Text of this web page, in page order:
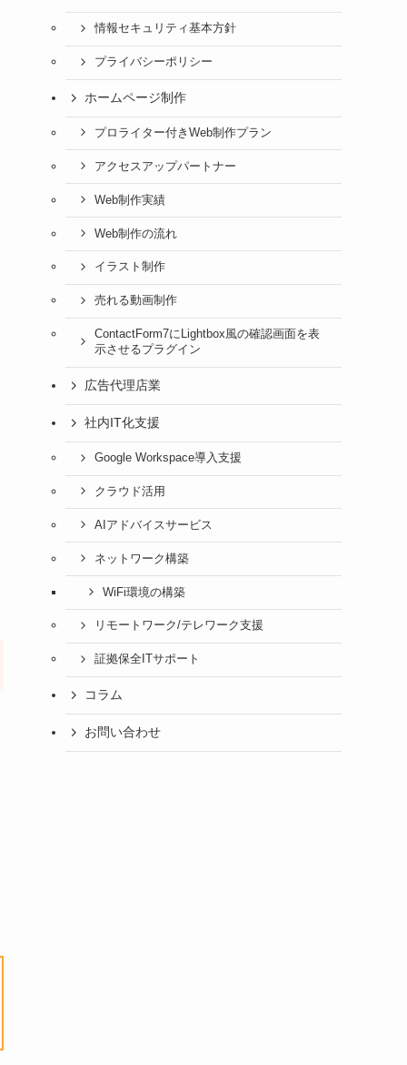
情報セキュリティ基本方針
プライバシーポリシー
ホームページ制作
プロライター付きWeb制作プラン
アクセスアップパートナー
Web制作実績
Web制作の流れ
イラスト制作
売れる動画制作
ContactForm7にLightbox風の確認画面を表
示させるプラグイン
広告代理店業
社内IT化支援
Google Workspace導入支援
クラウド活用
AIアドバイスサービス
ネットワーク構築
WiFi環境の構築
リモートワーク/テレワーク支援
証拠保全ITサポート
コラム
お問い合わせ